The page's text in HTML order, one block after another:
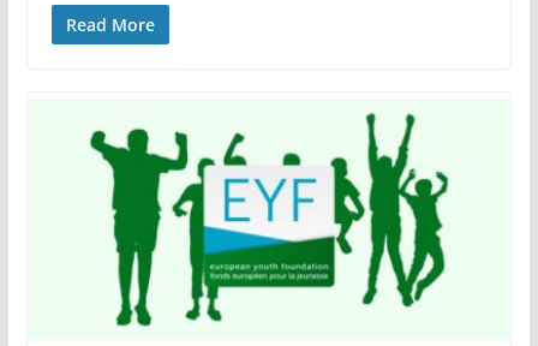
Read More